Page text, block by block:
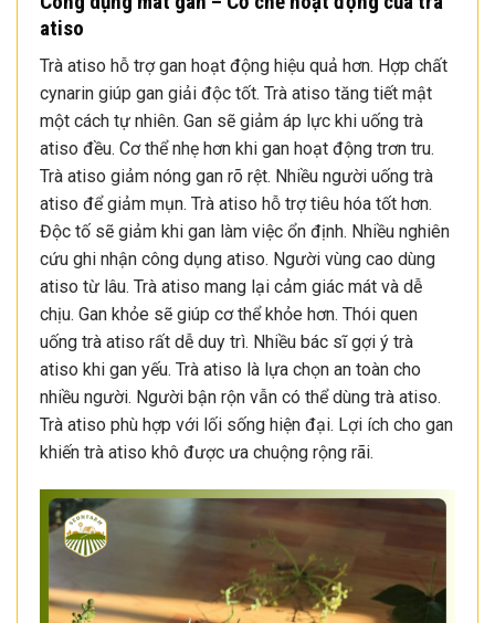
atiso
Trà atiso hỗ trợ gan hoạt động hiệu quả hơn. Hợp chất
cynarin giúp gan giải độc tốt. Trà atiso tăng tiết mật
một cách tự nhiên. Gan sẽ giảm áp lực khi uống trà
atiso đều. Cơ thể nhẹ hơn khi gan hoạt động trơn tru.
Trà atiso giảm nóng gan rõ rệt. Nhiều người uống trà
atiso để giảm mụn. Trà atiso hỗ trợ tiêu hóa tốt hơn.
Độc tố sẽ giảm khi gan làm việc ổn định. Nhiều nghiên
cứu ghi nhận công dụng atiso. Người vùng cao dùng
atiso từ lâu. Trà atiso mang lại cảm giác mát và dễ
chịu. Gan khỏe sẽ giúp cơ thể khỏe hơn. Thói quen
uống trà atiso rất dễ duy trì. Nhiều bác sĩ gợi ý trà
atiso khi gan yếu. Trà atiso là lựa chọn an toàn cho
nhiều người. Người bận rộn vẫn có thể dùng trà atiso.
Trà atiso phù hợp với lối sống hiện đại. Lợi ích cho gan
khiến trà atiso khô được ưa chuộng rộng rãi.